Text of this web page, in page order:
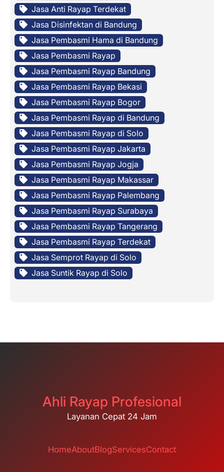
Jasa Anti Rayap Terdekat
Jasa Disinfektan di Bandung
Jasa Pembasmi Hama di Bandung
Jasa Pembasmi Rayap
Jasa Pembasmi Rayap Bandung
Jasa Pembasmi Rayap Bekasi
Jasa Pembasmi Rayap Bogor
Jasa Pembasmi Rayap di Bandung
Jasa Pembasmi Rayap di Solo
Jasa Pembasmi Rayap Jakarta
Jasa Pembasmi Rayap Jogja
Jasa Pembasmi Rayap Makassar
Jasa Pembasmi Rayap Palembang
Jasa Pembasmi Rayap Surabaya
Jasa Pembasmi Rayap Tangerang
Jasa Pembasmi Rayap Terdekat
Jasa Semprot Rayap di Solo
Jasa Suntik Rayap di Solo
Ahli Rayap Profesional
Layanan Cepat 24 Jam
HomeAboutBlogServicesContact